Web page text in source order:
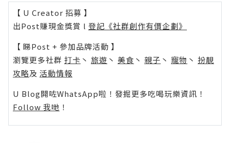
【 U Creator 招募 】
出Post賺現金獎賞 l 登記《社群創作有價企劃》
【 睇Post + 參加品牌活動 】
瀏覽更多社群 打卡 丶 旅遊 丶 美食 丶 親子 丶 寵物 丶 扮靚
攻略及 活動情報
U Blog開咗WhatsApp啦！發掘更多吃喝玩樂資訊！
Follow 我哋 ！